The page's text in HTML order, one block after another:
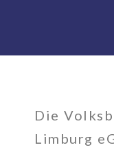
Die
Limburg